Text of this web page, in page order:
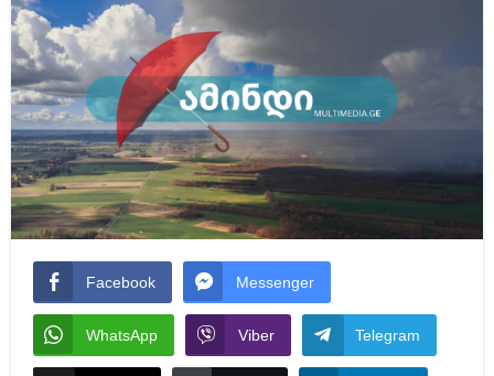
Facebook Messenger
WhatsApp Viber Telegram